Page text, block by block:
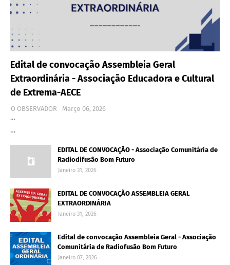
Edital de convocação Assembleia Geral
Extraordinária - Associação Educadora e Cultural
de Extrema-AECE
O OBSERVADOR
Março 06, 2026
…
…
EDITAL DE CONVOCAÇÃO - Associação Comunitária de
Radiodifusão Bom Futuro
Janeiro 31, 2026
EDITAL DE CONVOCAÇÃO ASSEMBLEIA GERAL
EXTRAORDINÁRIA
Janeiro 31, 2026
Edital de convocação Assembleia Geral - Associação
Comunitária de Radiofusão Bom Futuro
Janeiro 07, 2026